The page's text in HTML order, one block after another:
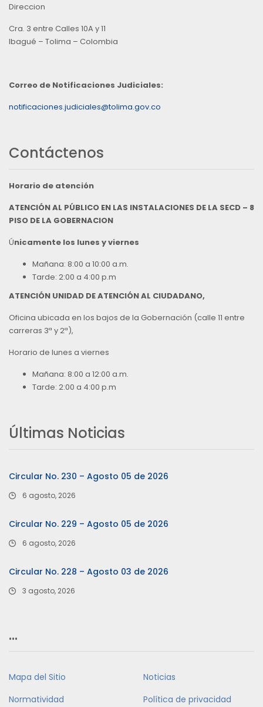
Direccion
Cra. 3 entre Calles 10A y 11
Ibagué – Tolima – Colombia
Correo de Notificaciones Judiciales:
notificaciones.judiciales@tolima.gov.co
Contáctenos
Horario de atención
ATENCIÓN AL PÚBLICO EN LAS INSTALACIONES DE LA SECD – 8
PISO DE LA GOBERNACION
Únicamente los lunes y viernes
Mañana: 8:00 a 10:00 a.m.
Tarde: 2:00 a 4:00 p.m
ATENCIÓN UNIDAD DE ATENCIÓN AL CIUDADANO,
Oficina ubicada en los bajos de la Gobernación (calle 11 entre
carreras 3ª y 2ª),
Horario de lunes a viernes
Mañana: 8:00 a 12:00 a.m.
Tarde: 2:00 a 4:00 p.m
Últimas Noticias
Circular No. 230 – Agosto 05 de 2026
6 agosto, 2026
Circular No. 229 – Agosto 05 de 2026
6 agosto, 2026
Circular No. 228 – Agosto 03 de 2026
3 agosto, 2026
…
Mapa del Sitio
Noticias
Normatividad
Política de privacidad